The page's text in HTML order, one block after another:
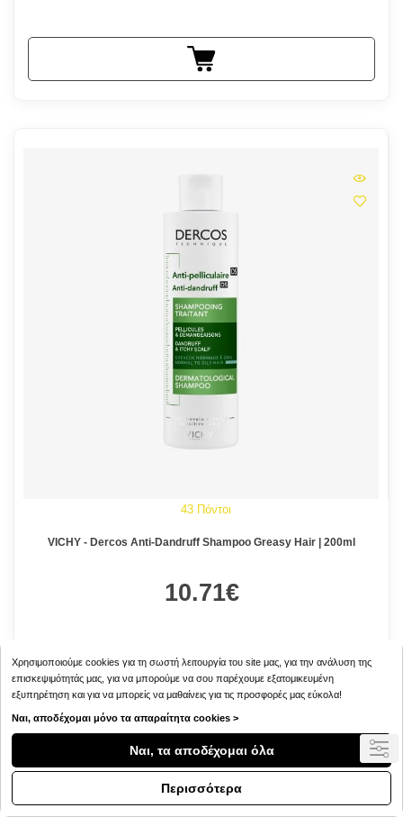
43 Πόντοι
VICHY - Dercos Anti-Dandruff Shampoo Greasy Hair | 200ml
10.71€
Χρησιμοποιούμε cookies για τη σωστή λειτουργία του site μας, για την ανάλυση της
επισκεψιμότητάς μας, για να μπορούμε να σου παρέχουμε εξατομικευμένη
εξυπηρέτηση και για να μπορείς να μαθαίνεις για τις προσφορές μας εύκολα!
Ναι, αποδέχομαι μόνο τα απαραίτητα cookies >
Ναι, τα αποδέχομαι όλα
Περισσότερα